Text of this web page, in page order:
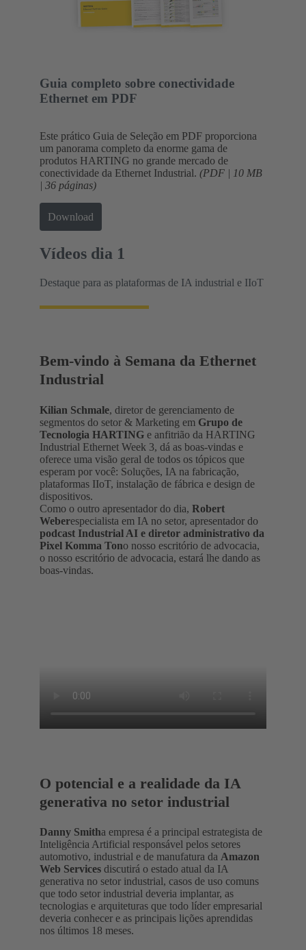
Guia completo sobre conectividade
Ethernet em PDF
Este prático Guia de Seleção em PDF proporciona
um panorama completo da enorme gama de
produtos HARTING no grande mercado de
conectividade da Ethernet Industrial. (PDF | 10 MB
| 36 páginas)
Download
Vídeos dia 1
Destaque para as plataformas de IA industrial e IIoT
Bem-vindo à Semana da Ethernet
Industrial
Kilian Schmale, diretor de gerenciamento de
segmentos do setor & Marketing em Grupo de
Tecnologia HARTING e anfitrião da HARTING
Industrial Ethernet Week 3, dá as boas-vindas e
oferece uma visão geral de todos os tópicos que
esperam por você: Soluções, IA na fabricação,
plataformas IIoT, instalação de fábrica e design de
dispositivos.
Como o outro apresentador do dia, Robert
Weberespecialista em IA no setor, apresentador do
podcast Industrial AI e diretor administrativo da
Pixel Komma Tono nosso escritório de advocacia,
o nosso escritório de advocacia, estará lhe dando as
boas-vindas.
O potencial e a realidade da IA
generativa no setor industrial
Danny Smitha empresa é a principal estrategista de
Inteligência Artificial responsável pelos setores
automotivo, industrial e de manufatura da Amazon
Web Services discutirá o estado atual da IA ​​
generativa no setor industrial, casos de uso comuns
que todo setor industrial deveria implantar, as
tecnologias e arquiteturas que todo líder empresarial
deveria conhecer e as principais lições aprendidas
nos últimos 18 meses.